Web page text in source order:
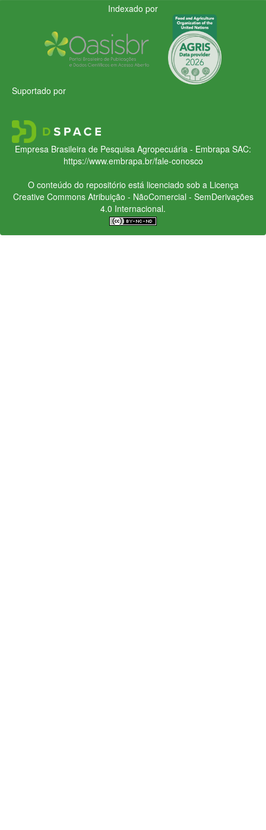
Indexado por
Suportado por
Empresa Brasileira de Pesquisa Agropecuária - Embrapa SAC:
https://www.embrapa.br/fale-conosco
O conteúdo do repositório está licenciado sob a Licença
Creative CommonsAtribuição - NãoComercial - SemDerivações
4.0 Internacional.